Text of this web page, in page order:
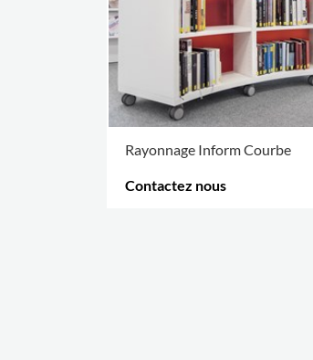
Rayonnage Inform Courbe
Contactez nous